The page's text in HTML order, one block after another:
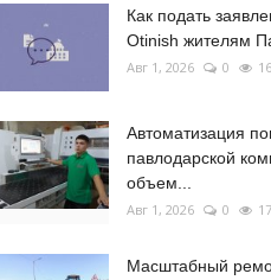
Как подать
Otinish жителям
Авг 1, 2026 0
Автоматизация
павлодарской
объем...
Авг 1, 2026 0
Масштабный